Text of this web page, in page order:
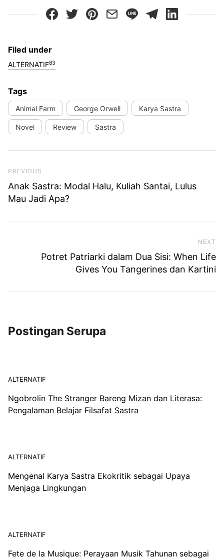
Filed under
ALTERNATIF83
Tags
Animal Farm George Orwell Karya Sastra
Novel Review Sastra
Previous Post
PREVIOUS
Anak Sastra: Modal Halu, Kuliah Santai, Lulus
Mau Jadi Apa?
NEXT
Potret Patriarki dalam Dua Sisi: When Life
Gives You Tangerines dan Kartini
Postingan Serupa
ALTERNATIF
Ngobrolin The Stranger Bareng Mizan dan Literasa:
Pengalaman Belajar Filsafat Sastra
ALTERNATIF
Mengenal Karya Sastra Ekokritik sebagai Upaya
Menjaga Lingkungan
ALTERNATIF
Fete de la Musique: Perayaan Musik Tahunan sebagai